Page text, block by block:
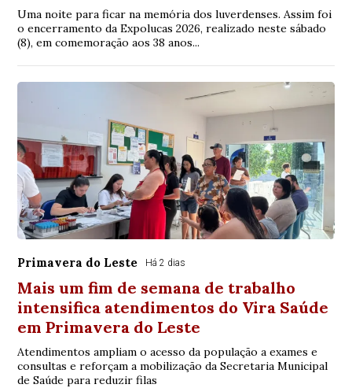
Uma noite para ficar na memória dos luverdenses. Assim foi
o encerramento da Expolucas 2026, realizado neste sábado
(8), em comemoração aos 38 anos...
Primavera do Leste Há 2 dias
Mais um fim de semana de trabalho
intensifica atendimentos do Vira Saúde
em Primavera do Leste
Atendimentos ampliam o acesso da população a exames e
consultas e reforçam a mobilização da Secretaria Municipal
de Saúde para reduzir filas